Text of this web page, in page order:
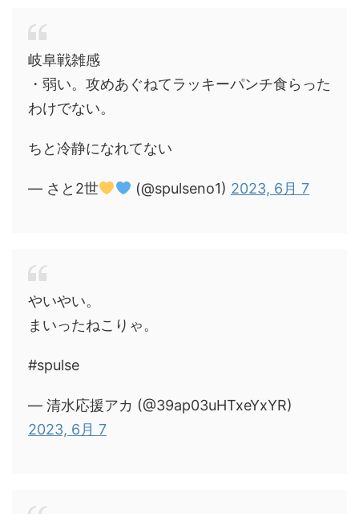
岐阜戦雑感
・弱い。攻めあぐねてラッキーパンチ食らった
わけでない。
ちと冷静になれてない
— さと2世 (@spulseno1) 2023, 6月 7
やいやい。
まいったねこりゃ。
#spulse
— 清水応援アカ (@39ap03uHTxeYxYR)
2023, 6月 7